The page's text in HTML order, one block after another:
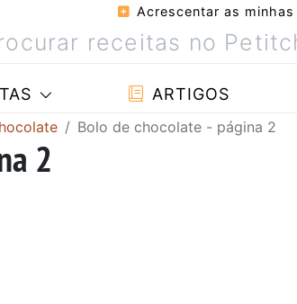
Acrescentar as
ARTIGOS
Bolo de chocolate - página 2
2